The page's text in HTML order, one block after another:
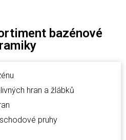
bazénové
hran a žlábků
pruhy